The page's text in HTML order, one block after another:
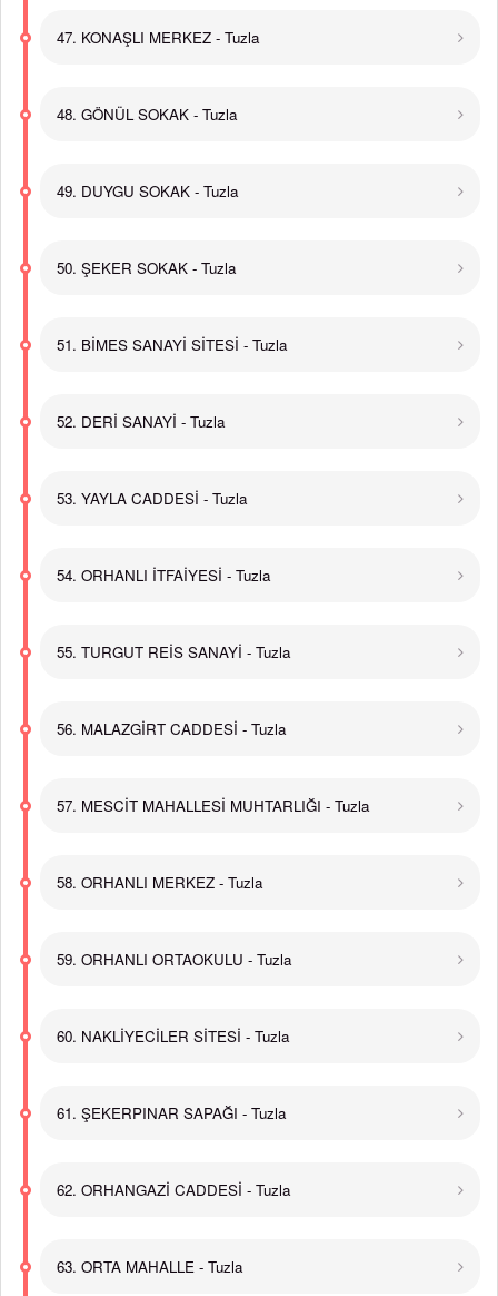
47. KONAŞLI MERKEZ - Tuzla
48. GÖNÜL SOKAK - Tuzla
49. DUYGU SOKAK - Tuzla
50. ŞEKER SOKAK - Tuzla
51. BİMES SANAYİ SİTESİ - Tuzla
52. DERİ SANAYİ - Tuzla
53. YAYLA CADDESİ - Tuzla
54. ORHANLI İTFAİYESİ - Tuzla
55. TURGUT REİS SANAYİ - Tuzla
56. MALAZGİRT CADDESİ - Tuzla
57. MESCİT MAHALLESİ MUHTARLIĞI - Tuzla
58. ORHANLI MERKEZ - Tuzla
59. ORHANLI ORTAOKULU - Tuzla
60. NAKLİYECİLER SİTESİ - Tuzla
61. ŞEKERPINAR SAPAĞI - Tuzla
62. ORHANGAZİ CADDESİ - Tuzla
63. ORTA MAHALLE - Tuzla